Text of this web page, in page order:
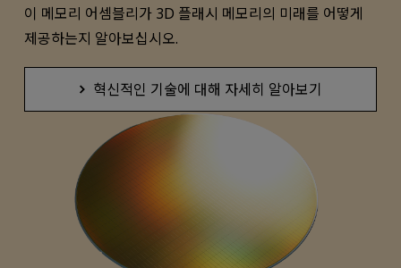
이 메모리 어셈블리가 3D 플래시 메모리의 미래를 어떻게
제공하는지 알아보십시오.
혁신적인 기술에 대해 자세히 알아보기